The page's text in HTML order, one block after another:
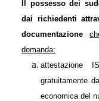
Il possesso dei
dai richiedenti
documentazione
domanda:
attestazione
gratuitamente
economica del